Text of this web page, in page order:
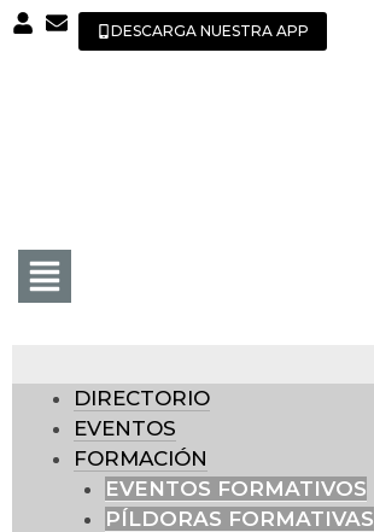
DESCARGA NUESTRA APP
DIRECTORIO
EVENTOS
FORMACIÓN
EVENTOS FORMATIVOS
PÍLDORAS FORMATIVAS